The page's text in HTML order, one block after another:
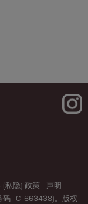
(私隐) 政策 声明
码 : C-663438)。版权